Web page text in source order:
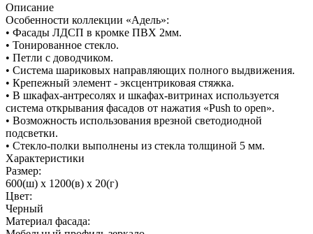
Описание
Особенности коллекции «Адель»:
• Фасады ЛДСП в кромке ПВХ 2мм.
• Тонированное стекло.
• Петли с доводчиком.
• Система шариковых направляющих полного выдвижения.
• Крепежный элемент - эксцентриковая стяжка.
• В шкафах-антресолях и шкафах-витринах используется
система открывания фасадов от нажатия «Push to open».
• Возможность использования врезной светодиодной
подсветки.
• Стекло-полки выполнены из стекла толщиной 5 мм.
Характеристики
Размер:
600(ш) x 1200(в) x 20(г)
Цвет:
Черный
Материал фасада: